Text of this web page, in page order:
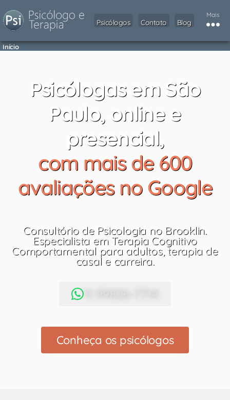
Psicólogos Contato Blog
Mais
Início
Psicólogas em São
Paulo, online e
presencial,
com mais de 600
avaliações no Google
Consultório de Psicologia no Brooklin.
Especialista em Terapia Cognitivo
Comportamental para adultos, terapia de
casal e carreira.
Conheça os psicólogos